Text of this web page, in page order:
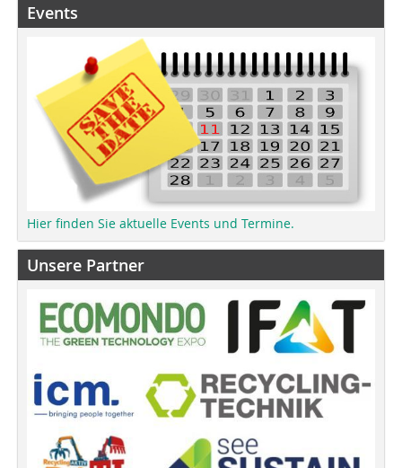
Events
Hier finden Sie aktuelle Events und Termine.
Unsere Partner